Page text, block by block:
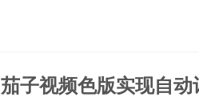
茄子视频色版实现自动